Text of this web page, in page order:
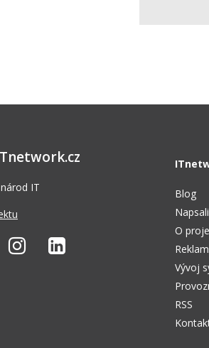
IT
Blog
O
Vývoj
RSS